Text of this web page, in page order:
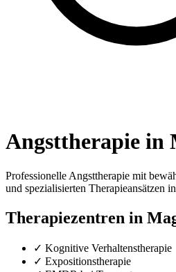
Angsttherapie in
Professionelle Angsttherapie mit
und spezialisierten Therapieansätzen
Therapiezentren in
✓ Kognitive Verhaltenstherapie
✓ Expositionstherapie